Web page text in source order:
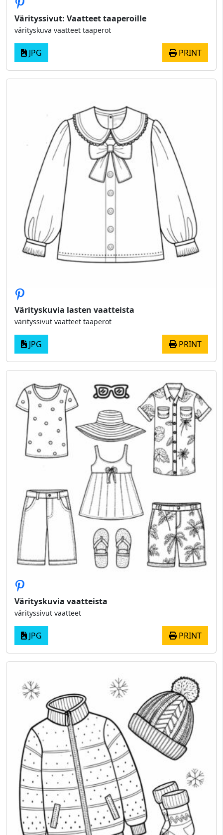
Värityssivut: Vaatteet taaperoille
värityskuva vaatteet taaperot
JPG PRINT
Värityskuvia lasten vaatteista
värityssivut vaatteet taaperot
JPG PRINT
Värityskuvia vaatteista
värityssivut vaatteet
JPG PRINT